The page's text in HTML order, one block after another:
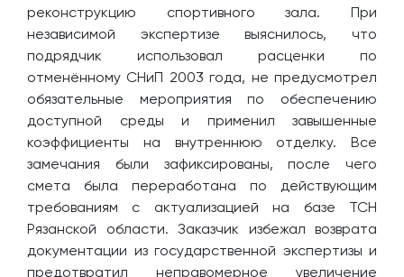
реконструкцию спортивного зала. При
независимой экспертизе выяснилось, что
подрядчик использовал расценки по
отменённому СНиП 2003 года, не предусмотрел
обязательные мероприятия по обеспечению
доступной среды и применил завышенные
коэффициенты на внутреннюю отделку. Все
замечания были зафиксированы, после чего
смета была переработана по действующим
требованиям с актуализацией на базе ТСН
Рязанской области. Заказчик избежал возврата
документации из государственной экспертизы и
предотвратил неправомерное увеличение